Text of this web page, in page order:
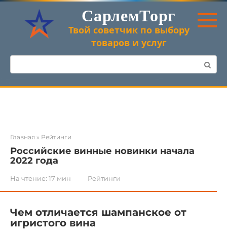
Перейти
контенту
СарлемТорг
Твой советчик по выбору
товаров и услуг
Поиск:
Главная » Рейтинги
Российские винные новинки начала
2022 года
На чтение: 17 мин Рейтинги
Чем отличается шампанское от
игристого вина